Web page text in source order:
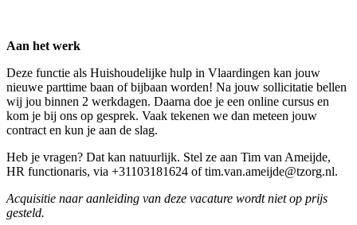
Aan het werk
Deze functie als Huishoudelijke hulp in Vlaardingen kan jouw
nieuwe parttime baan of bijbaan worden! Na jouw sollicitatie bellen
wij jou binnen 2 werkdagen. Daarna doe je een online cursus en
kom je bij ons op gesprek. Vaak tekenen we dan meteen jouw
contract en kun je aan de slag.
Heb je vragen? Dat kan natuurlijk. Stel ze aan Tim van Ameijde,
HR functionaris, via +31103181624 of tim.van.ameijde@tzorg.nl.
Acquisitie naar aanleiding van deze vacature wordt niet op prijs
gesteld.